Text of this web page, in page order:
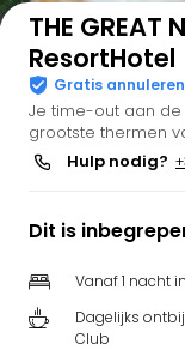
THE GREAT
ResortHotel
Gratis annuleren
Je time-out aan
grootste thermen
Hulp nodig?
Dit is
Vanaf 1 nacht
Dagelijks
Club